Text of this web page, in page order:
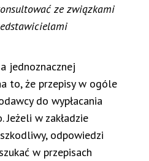
ze związkami
jednoznacznej
to, że przepisy w ogóle
do wypłacania
w zakładzie
odpowiedzi
w przepisach